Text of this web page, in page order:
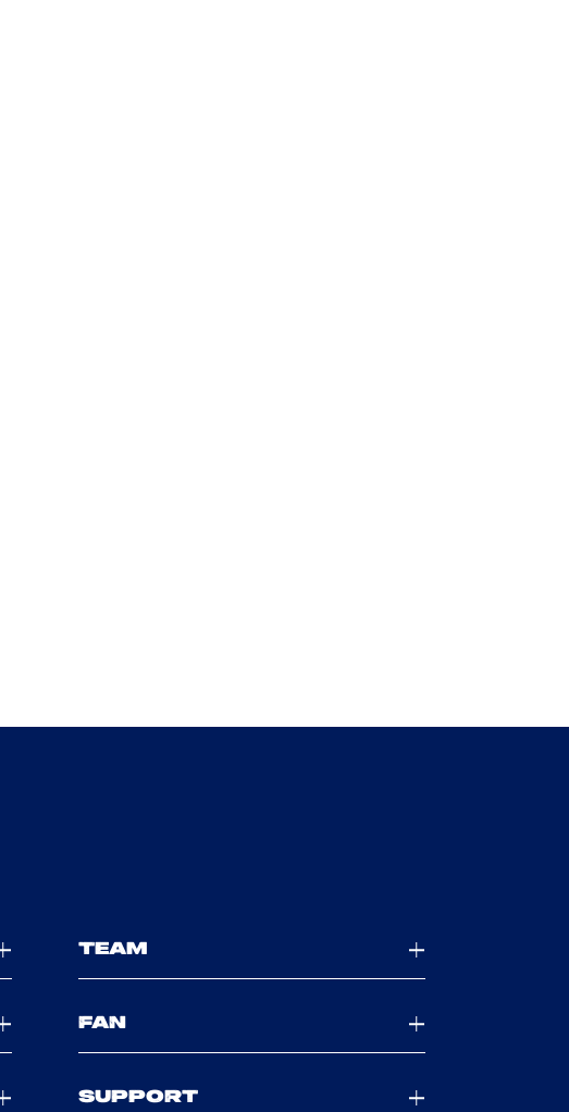
TEAM
FAN
SUPPORT